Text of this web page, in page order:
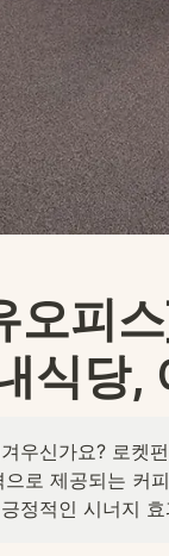
오피
식당,
우신가요? 로켓
로 제공되는 커
정적인 시너지